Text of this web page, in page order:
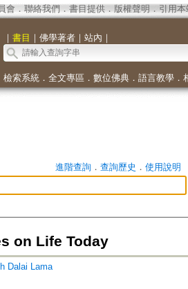
會． 聯絡我們 ． 書目提供． 版權聲明 ． 引用本
｜ 書目 ｜ 佛學著者｜ 站內 ｜
檢索系統． 全文專區 ． 數位佛典． 語言教學．
進階查詢． 查詢歷史 ． 使用說明
on Life Today
Dalai Lama